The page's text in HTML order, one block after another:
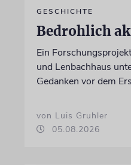
GESCHICHTE
Bedrohlich
Ein
und Lenbachhaus
Gedanken vor dem
von Luis Gruhler
05.08.2026